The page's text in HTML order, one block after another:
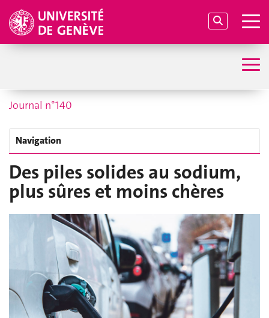
Journal n°140
Navigation
Des piles solides au sodium,
plus sûres et moins chères